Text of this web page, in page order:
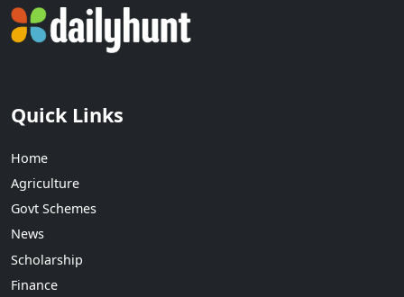
Quick Links
Home
Agriculture
Govt Schemes
News
Scholarship
Finance